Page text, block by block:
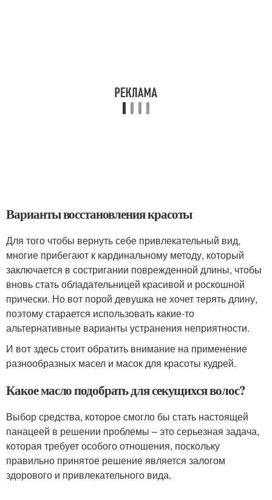
Варианты восстановления красоты
Для того чтобы вернуть себе привлекательный вид,
многие прибегают к кардинальному методу, который
заключается в состригании поврежденной длины, чтобы
вновь стать обладательницей красивой и роскошной
прически. Но вот порой девушка не хочет терять длину,
поэтому старается использовать какие-то
альтернативные варианты устранения неприятности.
И вот здесь стоит обратить внимание на применение
разнообразных масел и масок для красоты кудрей.
Какое масло подобрать для секущихся волос?
Выбор средства, которое смогло бы стать настоящей
панацеей в решении проблемы – это серьезная задача,
которая требует особого отношения, поскольку
правильно принятое решение является залогом
здорового и привлекательного вида.